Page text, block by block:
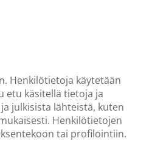
Henkilötietoja käytetään
etu käsitellä tietoja ja
julkisista lähteistä, kuten
Henkilötietojen
tai profilointiin.